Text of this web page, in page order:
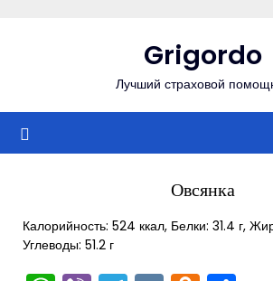
Grigordo
Лучший страховой
Овсянка
Калорийность: 524 ккал, Белки: 31.4 г,
Углеводы: 51.2 г